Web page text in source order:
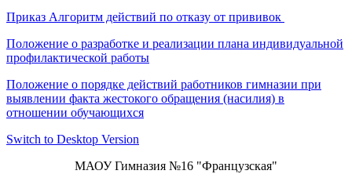
Приказ Алгоритм действий по отказу от прививок
Положение о разработке и реализации плана индивидуальной
профилактической работы
Положение о порядке действий работников гимназии при
выявлении факта жестокого обращения (насилия) в
отношении обучающихся
Switch to Desktop Version
МАОУ Гимназия №16 "Французская"